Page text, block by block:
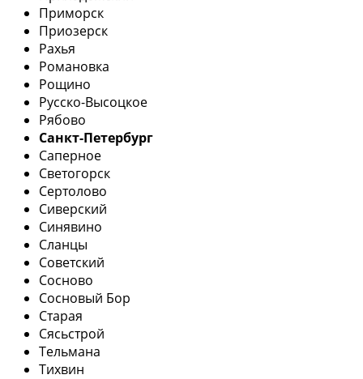
Приморск
Приозерск
Рахья
Романовка
Рощино
Русско-Высоцкое
Рябово
Санкт-Петербург
Саперное
Светогорск
Сертолово
Сиверский
Синявино
Сланцы
Советский
Сосново
Сосновый Бор
Старая
Сясьстрой
Тельмана
Тихвин